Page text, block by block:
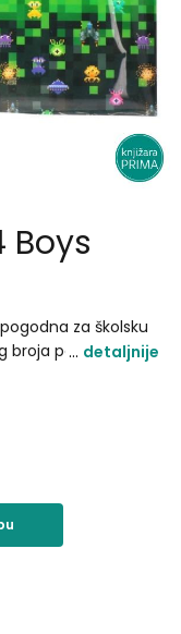
Boys
za školsku
broja papira.detaljnije